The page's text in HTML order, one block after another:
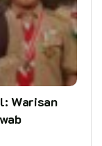
Warisan